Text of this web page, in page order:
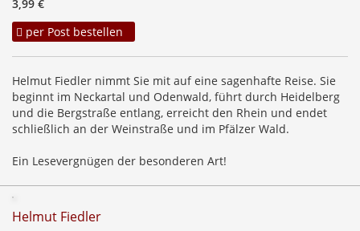
3,99 €
per Post bestellen
Helmut Fiedler nimmt Sie mit auf eine sagenhafte Reise. Sie
beginnt im Neckartal und Odenwald, führt durch Heidelberg
und die Bergstraße entlang, erreicht den Rhein und endet
schließlich an der Weinstraße und im Pfälzer Wald.
Ein Lesevergnügen der besonderen Art!
Helmut Fiedler